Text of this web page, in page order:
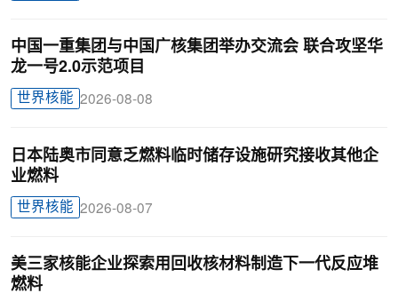
中国一重集团与中国广核集团举办交流会 联合攻坚华
龙一号2.0示范项目
世界核能 2026-08-08
日本陆奥市同意乏燃料临时储存设施研究接收其他企
业燃料
世界核能 2026-08-07
美三家核能企业探索用回收核材料制造下一代反应堆
燃料